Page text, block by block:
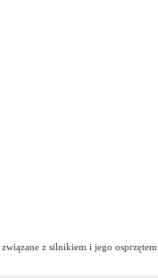
z silnikiem i jego